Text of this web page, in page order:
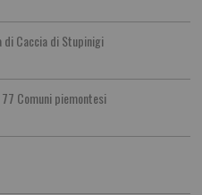
di Caccia di Stupinigi
Comuni piemontesi